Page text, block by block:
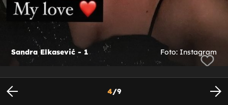
Sandra Elkasević - 1 Foto: Instagram
4/9